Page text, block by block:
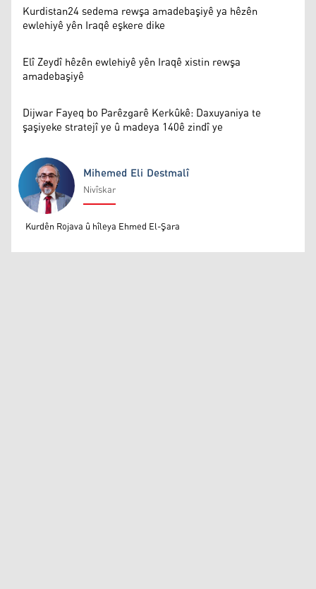
Kurdistan24 sedema rewşa amadebaşiyê ya hêzên
ewlehiyê yên Iraqê eşkere dike
Elî Zeydî hêzên ewlehiyê yên Iraqê xistin rewşa
amadebaşiyê
Dijwar Fayeq bo Parêzgarê Kerkûkê: Daxuyaniya te
şaşiyeke stratejî ye û madeya 140ê zindî ye
Mihemed Eli Destmalî
Mihemed Eli Destmalî
Nivîskar
Kurdên Rojava û hîleya Ehmed El-Şara